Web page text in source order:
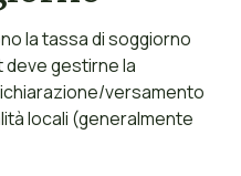
la tassa di soggiorno
deve gestirne la
versamento
locali (generalmente